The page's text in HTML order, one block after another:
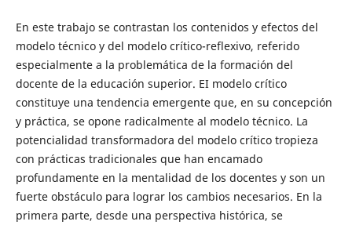
En este trabajo se contrastan los contenidos y efectos del
modelo técnico y del modelo crítico-reflexivo, referido
especialmente a la problemática de la formación del
docente de la educación superior. EI modelo crítico
constituye una tendencia emergente que, en su concepción
y práctica, se opone radicalmente al modelo técnico. La
potencialidad transformadora del modelo crítico tropieza
con prácticas tradicionales que han encamado
profundamente en la mentalidad de los docentes y son un
fuerte obstáculo para lograr los cambios necesarios. En la
primera parte, desde una perspectiva histórica, se